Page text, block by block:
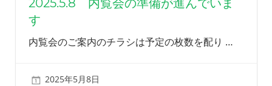
2025.5.8 内覧会の準備が進んでいま
す
内覧会のご案内のチラシは予定の枚数を配り …
2025年5月8日